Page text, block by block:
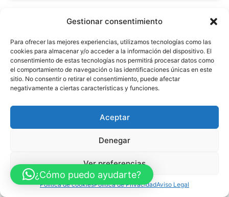
Gestionar consentimiento
Para ofrecer las mejores experiencias, utilizamos tecnologías como las
cookies para almacenar y/o acceder a la información del dispositivo. El
consentimiento de estas tecnologías nos permitirá procesar datos como
el comportamiento de navegación o las identificaciones únicas en este
sitio. No consentir o retirar el consentimiento, puede afectar
negativamente a ciertas características y funciones.
Aceptar
Denegar
Ver preferencias
Política de cookiesPolítica de PrivacidadAviso Legal
Accesibilidad Mapa web
FINANCIADO POR LA UNIÓN EUROPEA CON EL PROGRAMA KIT
DIGITAL POR LOS FONDOS NEXT GENERATION (EU) DEL
MECANISMO DE RECUPERACIÓN Y RESILENCIA
© Guia Telefónica de Empresas – Todos los derechos reservados.
¿Cómo puedo ayudarte?